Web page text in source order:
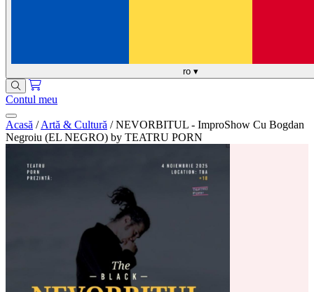
ro ▾
Contul meu
Acasă / Artă & Cultură / NEVORBITUL - ImproShow Cu Bogdan
Negroiu (EL NEGRO) by TEATRU PORN